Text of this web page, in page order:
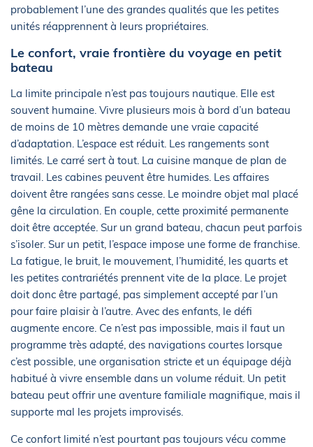
probablement l’une des grandes qualités que les petites
unités réapprennent à leurs propriétaires.
Le confort, vraie frontière du voyage en petit
bateau
La limite principale n’est pas toujours nautique. Elle est
souvent humaine. Vivre plusieurs mois à bord d’un bateau
de moins de 10 mètres demande une vraie capacité
d’adaptation. L’espace est réduit. Les rangements sont
limités. Le carré sert à tout. La cuisine manque de plan de
travail. Les cabines peuvent être humides. Les affaires
doivent être rangées sans cesse. Le moindre objet mal placé
gêne la circulation. En couple, cette proximité permanente
doit être acceptée. Sur un grand bateau, chacun peut parfois
s’isoler. Sur un petit, l’espace impose une forme de franchise.
La fatigue, le bruit, le mouvement, l’humidité, les quarts et
les petites contrariétés prennent vite de la place. Le projet
doit donc être partagé, pas simplement accepté par l’un
pour faire plaisir à l’autre. Avec des enfants, le défi
augmente encore. Ce n’est pas impossible, mais il faut un
programme très adapté, des navigations courtes lorsque
c’est possible, une organisation stricte et un équipage déjà
habitué à vivre ensemble dans un volume réduit. Un petit
bateau peut offrir une aventure familiale magnifique, mais il
supporte mal les projets improvisés.
Ce confort limité n’est pourtant pas toujours vécu comme